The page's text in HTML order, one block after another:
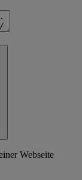
Webseite